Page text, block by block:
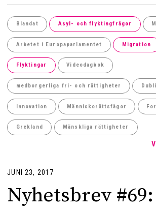
Blandat Asyl- och flyktingfrågor
Arbetet i Europaparlamentet Migration
Flyktingar Videodagbok
medborgerliga fri- och rättigheter
Innovation Människorättsfågor
Grekland Mänskliga rättigheter
JUNI 23, 2017
Nyhetsbrev